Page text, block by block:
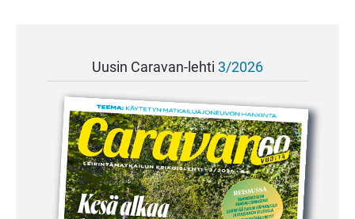
Uusin Caravan-lehti 3/2026